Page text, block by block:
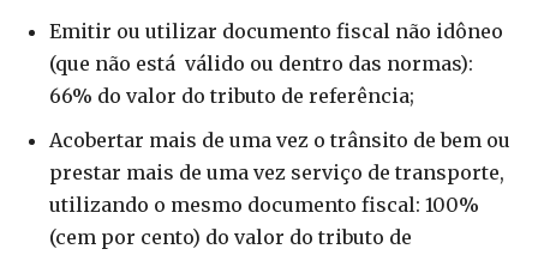
Emitir ou utilizar documento fiscal não idôneo
(que não está válido ou dentro das normas):
66% do valor do tributo de referência;
Acobertar mais de uma vez o trânsito de bem ou
prestar mais de uma vez serviço de transporte,
utilizando o mesmo documento fiscal: 100%
(cem por cento) do valor do tributo de